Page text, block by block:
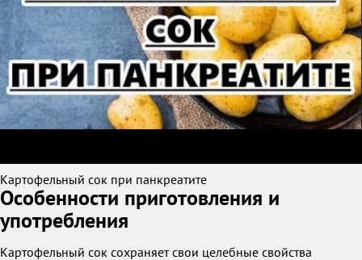
Картофельный сок при панкреатите
Особенности приготовления и
употребления
Картофельный сок сохраняет свои целебные свойства